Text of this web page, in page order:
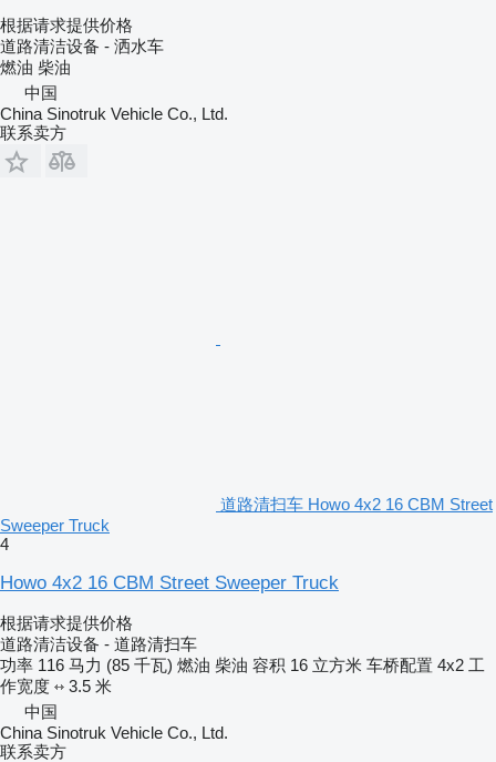
根据请求提供价格
道路清洁设备 - 洒水车
燃油 柴油
中国
China Sinotruk Vehicle Co., Ltd.
联系卖方
道路清扫车 Howo 4x2 16 CBM Street
Sweeper Truck
4
Howo 4x2 16 CBM Street Sweeper Truck
根据请求提供价格
道路清洁设备 - 道路清扫车
功率 116 马力 (85 千瓦) 燃油 柴油 容积 16 立方米 车桥配置 4x2 工
作宽度
3.5 米
中国
China Sinotruk Vehicle Co., Ltd.
联系卖方